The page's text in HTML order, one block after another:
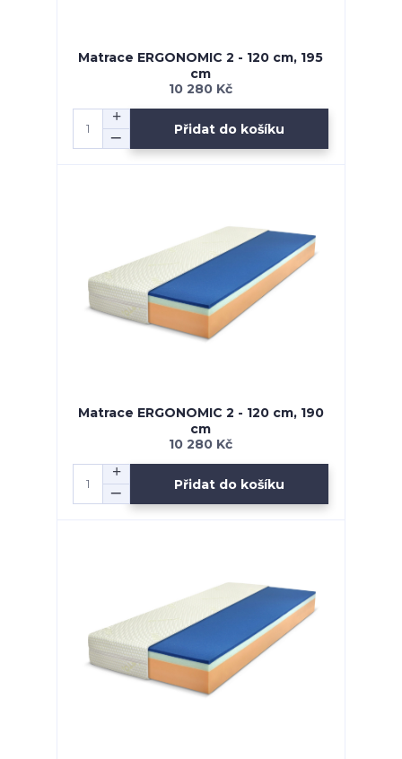
Matrace ERGONOMIC 2 - 120 cm, 195
cm
10 280 Kč
Přidat do košíku
Matrace ERGONOMIC 2 - 120 cm, 190
cm
10 280 Kč
Přidat do košíku